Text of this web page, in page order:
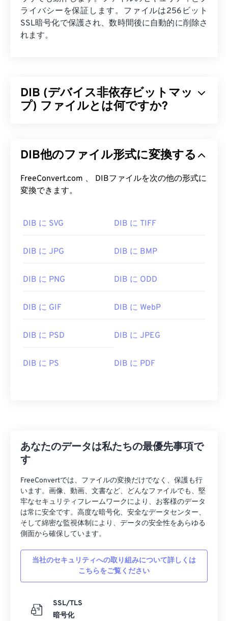
ライバシーを保証します。ファイルは256ビット
SSL暗号化で保護され、数時間後に自動的に削除さ
れます。
DIB (デバイス非依存ビットマッ
プ) ファイルとは何ですか?
）の一種です。DIBは、ピクセルをRGBカラーに変
します。DIBには、ボトムアップ型とトップダウン
型の2種類があります。この2つの主な違いは、ボ
ついて詳しくは、Microsoftが公開している優れた
ばいいですか?
め、プラットフォームを問わずほとんどの画像ビュ
Windowsではペイントで、macOSでは
とができます。DIBはAdobeの画像表示・編集アプ
DIBファイルは、PNG、PDF、JPG、TIFなど、他の
多くの一般的なファイル形式に簡単に変換できま
す。変換には、XNConvertなど、無料の画像変換プ
ログラムが数多くあります。FreeConvertの無料ツ
ールもDIBファイルを変換できます（DIBからJPG
、DIBからPNG 、DIBからTIF）。DIBファイルの
素晴らしい点は、無料のテキストエディタで開くこ
とができ、画像に関する有用な情報が表示される可
Microsoft Corporation
DIB他のファイル形式に変換する
FreeConvert.com 、 DIBファイルを次の他の形式に
変換できます。
DIB に SVG DIB に TIFF
DIB に JPG DIB に BMP
DIB に PNG DIB に ODD
DIB に GIF DIB に WebP
DIB に PSD DIB に JPEG
DIB に PS DIB に PDF
あなたのデータは私たちの最優先事項で
す
FreeConvertでは、ファイルの変換だけでなく、保護も行
います。画像、動画、文書など、どんなファイルでも、堅
牢なセキュリティフレームワークにより、お客様のデータ
は常に安全です。高度な暗号化、安全なデータセンター、
そして綿密な監視体制により、データの安全性をあらゆる
側面から確保しています。
当社のセキュリティへの取り組みについて詳しくは
こちらをご覧ください
SSL/TLS
暗号化